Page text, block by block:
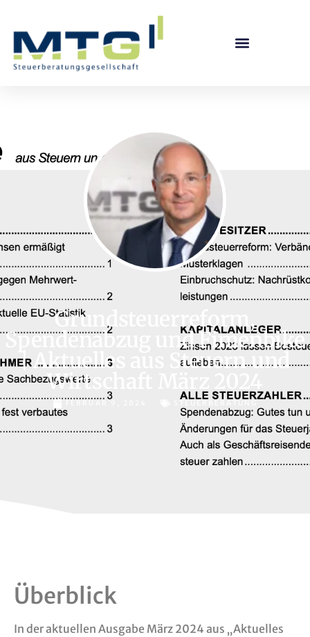
Grundsteuerreform,
Spendenabzug und Fimenbike
| Aktuelles aus Steuern und
Wirtschaft März 2024
Überblick
In der aktuellen Ausgabe März 2024 aus „Aktuelles